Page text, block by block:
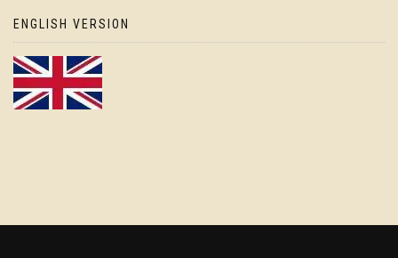
ENGLISH VERSION